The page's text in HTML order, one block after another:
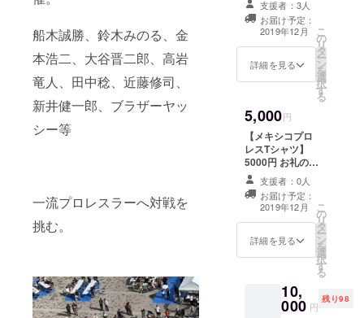
船木誠勝、鈴木みのる、金
本浩二、大谷晋二郎、高岩
竜人、田中稔、近藤修司、
新井健一郎、ブラザーヤッ
シー等
一流プロレスラーへ対戦を
挑む。
レス 1F
スタン
ディン
グチ
ケッ
たもの。練習風
景や、旅の珍道
中など
支援者：3人
お届け予定：
2019年12月
詳細を見る
こ
の
リ
タ
ー
ン
を
選
択
す
る
5,000円
【メキシコプロ
レスTシャツ】
5000円 お礼の
メール 本場プロ
レス会場に売っ
てあるレアなプ
ロレスTシャツ1
枚 ※Ｍ・Ｌから
サイズをお選び
支援者：0人
お届け予定：
2019年12月
詳細を見る
こ
の
リ
タ
ー
ン
を
選
択
す
る
10,
000 円
残り98